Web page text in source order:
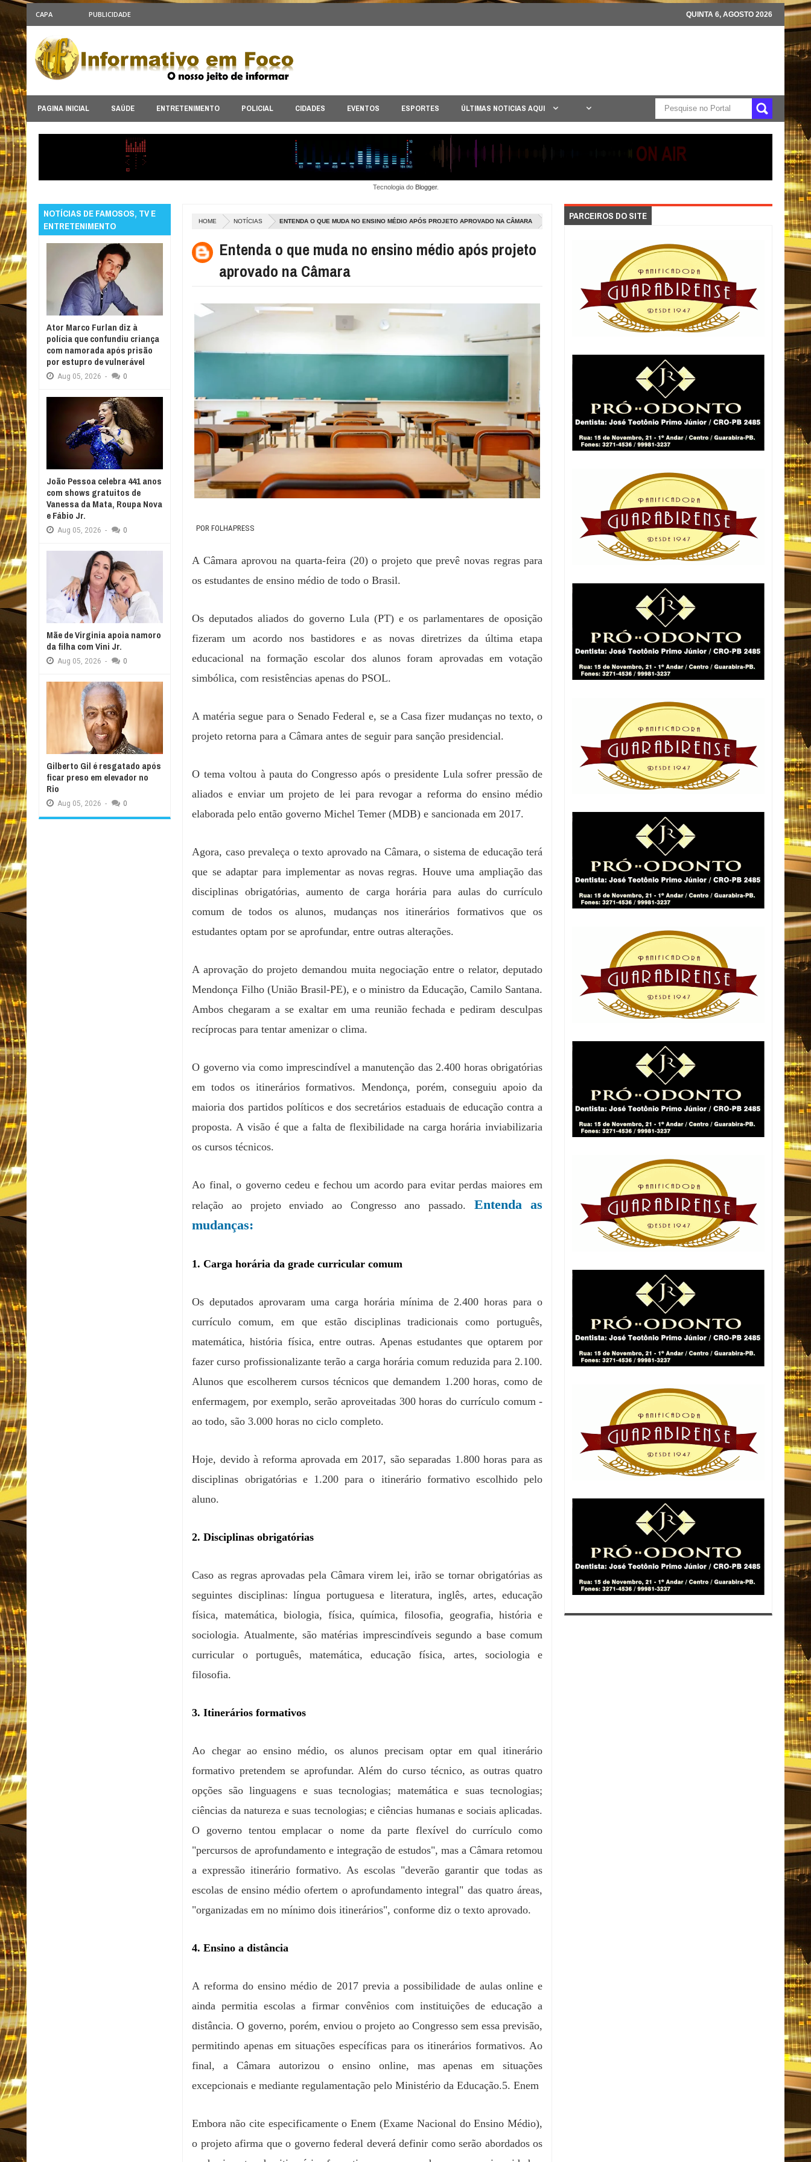
CAPA PUBLICIDADE QUINTA 6, AGOSTO 2026
PAGINA INICIAL SAÚDE ENTRETENIMENTO POLICIAL CIDADES EVENTOS ESPORTES ÚLTIMAS NOTICIAS AQUI
Tecnologia do Blogger.
HOME NOTÍCIAS ENTENDA O QUE MUDA NO ENSINO MÉDIO APÓS PROJETO APROVADO NA CÂMARA
Entenda o que muda no ensino médio após projeto
aprovado na Câmara
POR FOLHAPRESS
A Câmara aprovou na quarta-feira (20) o projeto que prevê novas regras para
os estudantes de ensino médio de todo o Brasil.
Os deputados aliados do governo Lula (PT) e os parlamentares de oposição
fizeram um acordo nos bastidores e as novas diretrizes da última etapa
educacional na formação escolar dos alunos foram aprovadas em votação
simbólica, com resistências apenas do PSOL.
A matéria segue para o Senado Federal e, se a Casa fizer mudanças no texto, o
projeto retorna para a Câmara antes de seguir para sanção presidencial.
O tema voltou à pauta do Congresso após o presidente Lula sofrer pressão de
aliados e enviar um projeto de lei para revogar a reforma do ensino médio
elaborada pelo então governo Michel Temer (MDB) e sancionada em 2017.
Agora, caso prevaleça o texto aprovado na Câmara, o sistema de educação terá
que se adaptar para implementar as novas regras. Houve uma ampliação das
disciplinas obrigatórias, aumento de carga horária para aulas do currículo
comum de todos os alunos, mudanças nos itinerários formativos que os
estudantes optam por se aprofundar, entre outras alterações.
A aprovação do projeto demandou muita negociação entre o relator, deputado
Mendonça Filho (União Brasil-PE), e o ministro da Educação, Camilo Santana.
Ambos chegaram a se exaltar em uma reunião fechada e pediram desculpas
recíprocas para tentar amenizar o clima.
O governo via como imprescindível a manutenção das 2.400 horas obrigatórias
em todos os itinerários formativos. Mendonça, porém, conseguiu apoio da
maioria dos partidos políticos e dos secretários estaduais de educação contra a
proposta. A visão é que a falta de flexibilidade na carga horária inviabilizaria
os cursos técnicos.
Ao final, o governo cedeu e fechou um acordo para evitar perdas maiores em
relação ao projeto enviado ao Congresso ano passado. Entenda as
mudanças:
1. Carga horária da grade curricular comum
Os deputados aprovaram uma carga horária mínima de 2.400 horas para o
currículo comum, em que estão disciplinas tradicionais como português,
matemática, história física, entre outras. Apenas estudantes que optarem por
fazer curso profissionalizante terão a carga horária comum reduzida para 2.100.
Alunos que escolherem cursos técnicos que demandem 1.200 horas, como de
enfermagem, por exemplo, serão aproveitadas 300 horas do currículo comum -
ao todo, são 3.000 horas no ciclo completo.
Hoje, devido à reforma aprovada em 2017, são separadas 1.800 horas para as
disciplinas obrigatórias e 1.200 para o itinerário formativo escolhido pelo
aluno.
2. Disciplinas obrigatórias
Caso as regras aprovadas pela Câmara virem lei, irão se tornar obrigatórias as
seguintes disciplinas: língua portuguesa e literatura, inglês, artes, educação
física, matemática, biologia, física, química, filosofia, geografia, história e
sociologia. Atualmente, são matérias imprescindíveis segundo a base comum
curricular o português, matemática, educação física, artes, sociologia e
filosofia.
3. Itinerários formativos
Ao chegar ao ensino médio, os alunos precisam optar em qual itinerário
formativo pretendem se aprofundar. Além do curso técnico, as outras quatro
opções são linguagens e suas tecnologias; matemática e suas tecnologias;
ciências da natureza e suas tecnologias; e ciências humanas e sociais aplicadas.
O governo tentou emplacar o nome da parte flexível do currículo como
"percursos de aprofundamento e integração de estudos", mas a Câmara retomou
a expressão itinerário formativo. As escolas "deverão garantir que todas as
escolas de ensino médio ofertem o aprofundamento integral" das quatro áreas,
"organizadas em no mínimo dois itinerários", conforme diz o texto aprovado.
4. Ensino a distância
A reforma do ensino médio de 2017 previa a possibilidade de aulas online e
ainda permitia escolas a firmar convênios com instituições de educação a
distância. O governo, porém, enviou o projeto ao Congresso sem essa previsão,
permitindo apenas em situações específicas para os itinerários formativos. Ao
final, a Câmara autorizou o ensino online, mas apenas em situações
excepcionais e mediante regulamentação pelo Ministério da Educação.5. Enem
Embora não cite especificamente o Enem (Exame Nacional do Ensino Médio),
o projeto afirma que o governo federal deverá definir como serão abordados os
NOTÍCIAS DE FAMOSOS, TV E
ENTRETENIMENTO
Ator Marco Furlan diz à
polícia que confundiu criança
com namorada após prisão
por estupro de vulnerável
Aug 05, 2026 - 0
João Pessoa celebra 441 anos
com shows gratuitos de
Vanessa da Mata, Roupa Nova
e Fábio Jr.
Aug 05, 2026 - 0
Mãe de Virginia apoia namoro
da filha com Vini Jr.
Aug 05, 2026 - 0
Gilberto Gil é resgatado após
ficar preso em elevador no
Rio
Aug 05, 2026 - 0
PARCEIROS DO SITE